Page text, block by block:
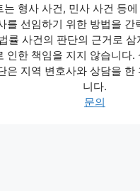
는 형사 사건, 민사 사건 등
를 선임하기 위한 방법을 간
률 사건의 판단의 근거로
인한 책임을 지지 않습니다.
은 지역 변호사와 상담을 한
니다.
문의